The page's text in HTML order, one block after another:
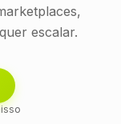
escalar.